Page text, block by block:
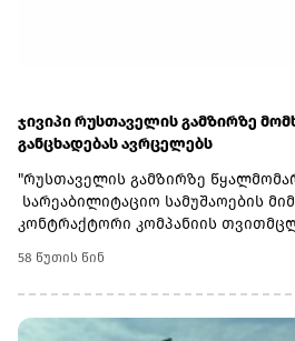
ჯივიპი რუსთაველის გამზირზე
განცხადებას ავრცელებს
"რუსთაველის გამზირზე
სარეაბილიტაციო სამუშაოების
კონტრაქტორი კომპანიის
ჩამოშლა და ტექნიკის მოცურება
მიერ სატრანსპორტო საშუალების
გამოყვანის მცდელობისას
დაზიანდა და ავტომანქანა
58 წუთის წინ